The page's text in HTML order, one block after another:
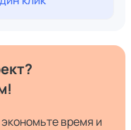
время и